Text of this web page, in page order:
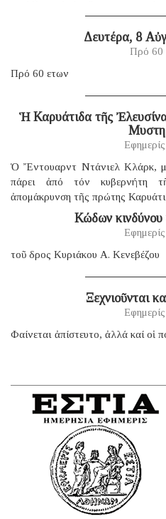
Δευτέρα, 8
Πρό 60
Πρό 60 ετων
Ἡ Καρυάτιδα τῆς
Ὁ Ἔντουαρντ Ντάνιελ Κλάρκ,
πάρει ἀπό τόν κυβερνήτη
ἀπομάκρυνση τῆς πρώτης
Κώδων
τοῦ δρος Κυριάκου Α. Κενεβέζου
Ξεχνιοῦνται
Φαίνεται ἀπίστευτο, ἀλλά καί οἱ